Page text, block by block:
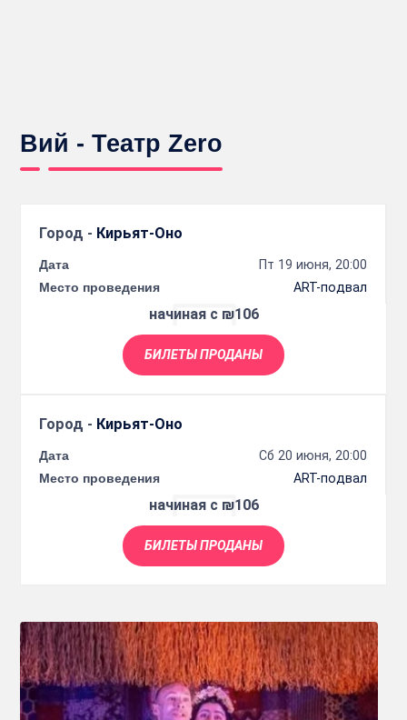
Вий - Театр Zero
Город - Кирьят-Оно
Дата
Пт 19 июня, 20:00
Место проведения
ART-подвал
начиная с ₪106
БИЛЕТЫ ПРОДАНЫ
Город - Кирьят-Оно
Дата
Сб 20 июня, 20:00
Место проведения
ART-подвал
начиная с ₪106
БИЛЕТЫ ПРОДАНЫ